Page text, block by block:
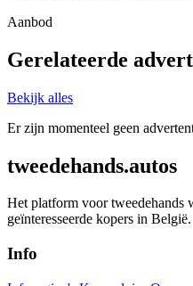
Aanbod
Gerelateerde
Bekijk alles
Er zijn momenteel geen
tweedehands.autos
Het platform voor tweedehands
geïnteresseerde kopers in België.
Info